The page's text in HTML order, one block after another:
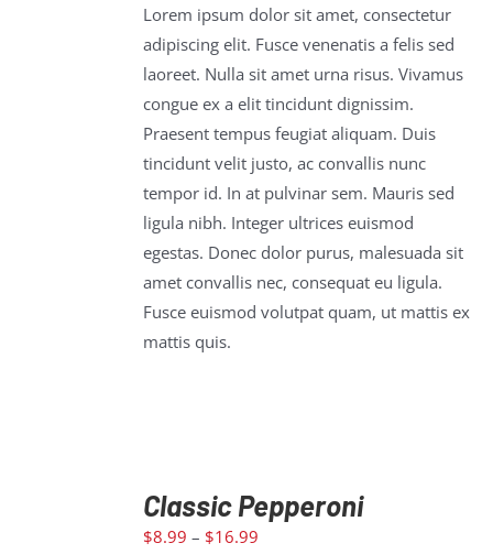
Lorem ipsum dolor sit amet, consectetur
adipiscing elit. Fusce venenatis a felis sed
laoreet. Nulla sit amet urna risus. Vivamus
congue ex a elit tincidunt dignissim.
Praesent tempus feugiat aliquam. Duis
tincidunt velit justo, ac convallis nunc
tempor id. In at pulvinar sem. Mauris sed
ligula nibh. Integer ultrices euismod
egestas. Donec dolor purus, malesuada sit
amet convallis nec, consequat eu ligula.
Fusce euismod volutpat quam, ut mattis ex
mattis quis.
Classic Pepperoni
$8.99 – $16.99